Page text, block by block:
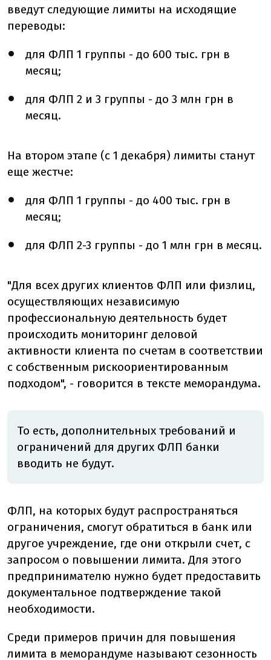
введут следующие лимиты на исходящие
переводы:
для ФЛП 1 группы - до 600 тыс. грн в
месяц;
для ФЛП 2 и 3 группы - до 3 млн грн в
месяц.
На втором этапе (с 1 декабря) лимиты станут
еще жестче:
для ФЛП 1 группы - до 400 тыс. грн в
месяц;
для ФЛП 2-3 группы - до 1 млн грн в месяц.
"Для всех других клиентов ФЛП или физлиц,
осуществляющих независимую
профессиональную деятельность будет
происходить мониторинг деловой
активности клиента по счетам в соответствии
с собственным рискоориентированным
подходом", - говорится в тексте меморандума.
То есть, дополнительных требований и
ограничений для других ФЛП банки
вводить не будут.
ФЛП, на которых будут распространяться
ограничения, смогут обратиться в банк или
другое учреждение, где они открыли счет, с
запросом о повышении лимита. Для этого
предпринимателю нужно будет предоставить
документальное подтверждение такой
необходимости.
Среди примеров причин для повышения
лимита в меморандуме называют сезонность